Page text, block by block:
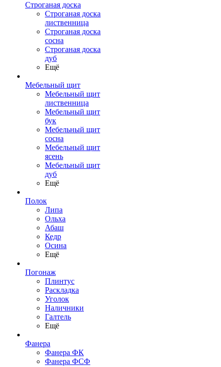
Строганая доска
Строганая доска
лиственница
Строганая доска
сосна
Строганая доска
дуб
Ещё
Мебельный щит
Мебельный щит
лиственница
Мебельный щит
бук
Мебельный щит
сосна
Мебельный щит
ясень
Мебельный щит
дуб
Ещё
Полок
Липа
Ольха
Абаш
Кедр
Осина
Ещё
Погонаж
Плинтус
Раскладка
Уголок
Наличники
Галтель
Ещё
Фанера
Фанера ФК
Фанера ФСФ